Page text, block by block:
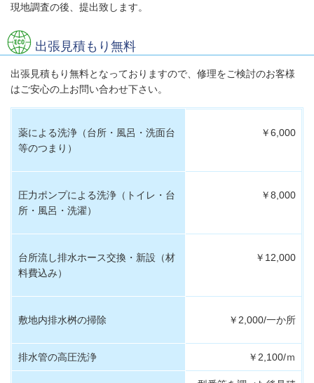
現地調査の後、提出致します。
出張見積もり無料
出張見積もり無料となっておりますので、修理をご検討のお客様
はご安心の上お問い合わせ下さい。
薬による洗浄（台所・風呂・洗面台
等のつまり）
￥6,000
圧力ポンプによる洗浄（トイレ・台
所・風呂・洗濯）
￥8,000
台所流し排水ホース交換・新設（材
料費込み）
￥12,000
敷地内排水桝の掃除 ￥2,000/一か所
排水管の高圧洗浄 ￥2,100/ｍ